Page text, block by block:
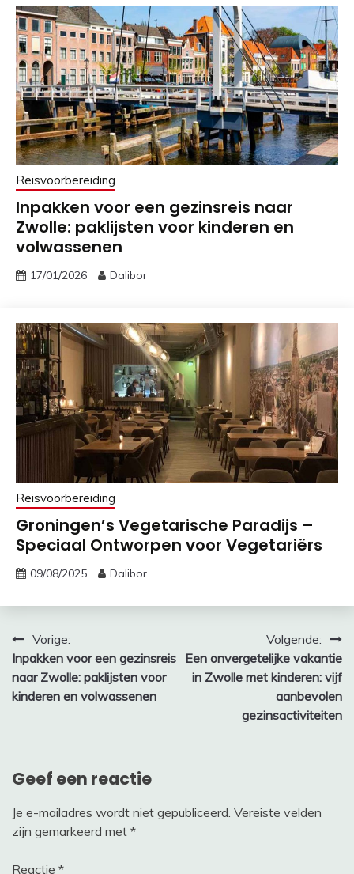
Reisvoorbereiding
Inpakken voor een gezinsreis naar
Zwolle: paklijsten voor kinderen en
volwassenen
17/01/2026 Dalibor
Reisvoorbereiding
Groningen’s Vegetarische Paradijs –
Speciaal Ontworpen voor Vegetariërs
09/08/2025 Dalibor
Bericht
navigatie
Vorige:
Inpakken voor een gezinsreis
naar Zwolle: paklijsten voor
kinderen en volwassenen
Volgende:
Een onvergetelijke vakantie
in Zwolle met kinderen: vijf
aanbevolen
gezinsactiviteiten
Geef een reactie
Je e-mailadres wordt niet gepubliceerd. Vereiste velden
zijn gemarkeerd met *
Reactie *